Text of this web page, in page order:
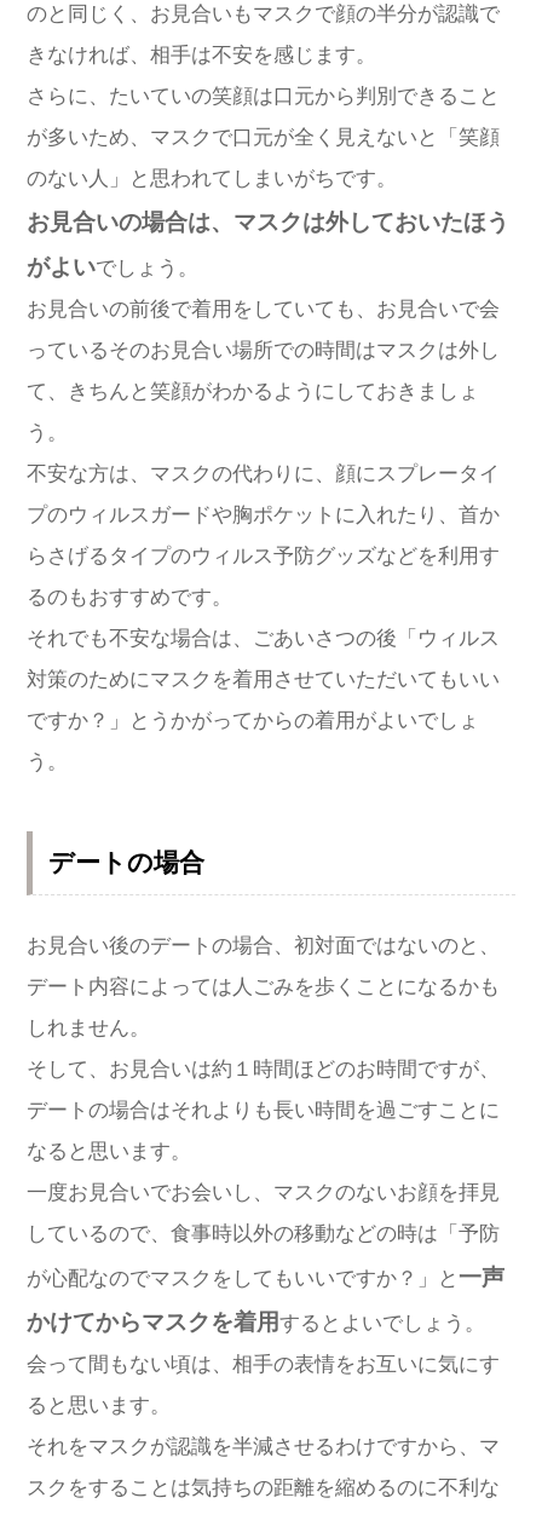
のと同じく、お見合いもマスクで顔の半分が認識で
きなければ、相手は不安を感じます。
さらに、たいていの笑顔は口元から判別できること
が多いため、マスクで口元が全く見えないと「笑顔
のない人」と思われてしまいがちです。
お見合いの場合は、マスクは外しておいたほう
がよいでしょう。
お見合いの前後で着用をしていても、お見合いで会
っているそのお見合い場所での時間はマスクは外し
て、きちんと笑顔がわかるようにしておきましょ
う。
不安な方は、マスクの代わりに、顔にスプレータイ
プのウィルスガードや胸ポケットに入れたり、首か
らさげるタイプのウィルス予防グッズなどを利用す
るのもおすすめです。
それでも不安な場合は、ごあいさつの後「ウィルス
対策のためにマスクを着用させていただいてもいい
ですか？」とうかがってからの着用がよいでしょ
う。
デートの場合
お見合い後のデートの場合、初対面ではないのと、
デート内容によっては人ごみを歩くことになるかも
しれません。
そして、お見合いは約１時間ほどのお時間ですが、
デートの場合はそれよりも長い時間を過ごすことに
なると思います。
一度お見合いでお会いし、マスクのないお顔を拝見
しているので、食事時以外の移動などの時は「予防
が心配なのでマスクをしてもいいですか？」と 一声
かけてからマスクを着用するとよいでしょう。
会って間もない頃は、相手の表情をお互いに気にす
ると思います。
それをマスクが認識を半減させるわけですから、マ
スクをすることは気持ちの距離を縮めるのに不利な